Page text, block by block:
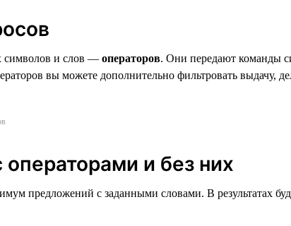
символов и слов — операторов. Они передают команды
вы можете дополнительно фильтровать выдачу,
операторами и без них
предложений с заданными словами. В результатах